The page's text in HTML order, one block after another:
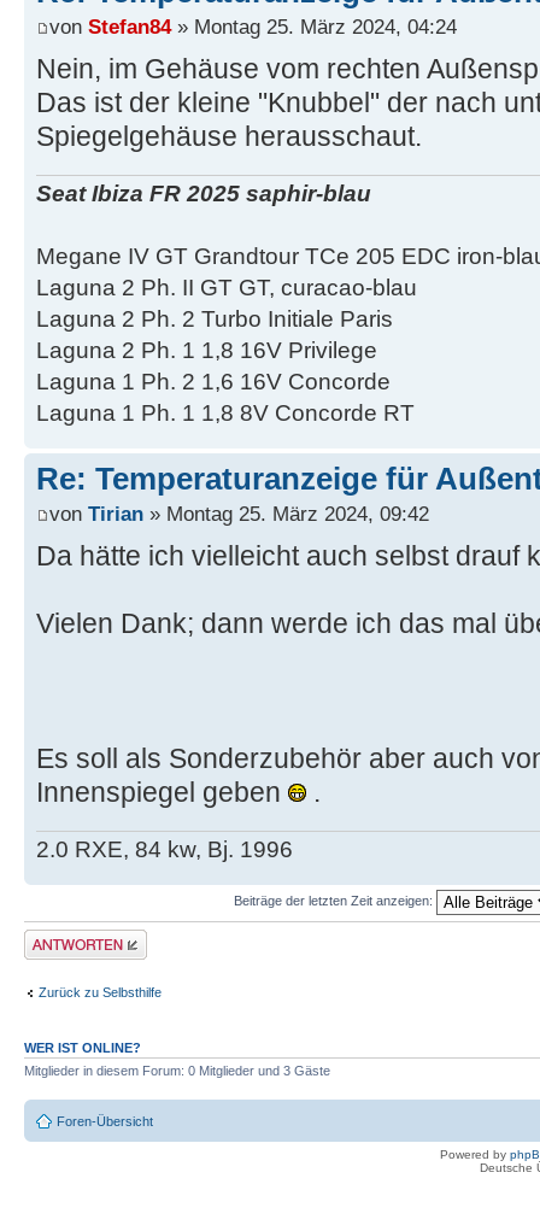
von Stefan84» Montag 25. März 2024, 04:24
Nein, im Gehäuse vom rechten
Das ist der kleine "Knubbel" der nach
Spiegelgehäuse herausschaut.
Seat Ibiza FR 2025 saphir-blau
Megane IV GT Grandtour TCe 205 EDC iron-
Laguna 2 Ph. II GT GT, curacao-blau
Laguna 2 Ph. 2 Turbo Initiale Paris
Laguna 2 Ph. 1 1,8 16V Privilege
Laguna 1 Ph. 2 1,6 16V Concorde
Laguna 1 Ph. 1 1,8 8V Concorde RT
Re: Temperaturanzeige für
von Tirian » Montag 25. März 2024, 09:42
Da hätte ich vielleicht auch selbst drauf
Vielen Dank; dann werde ich das mal
Es soll als Sonderzubehör aber auch
Innenspiegel geben
.
2.0 RXE, 84 kw, Bj. 1996
Beiträge der letzten Zeit anzeigen:
Antwort erstellen
Zurück zu Selbsthilfe
WER IST ONLINE?
Mitglieder in diesem Forum: 0 Mitglieder und 3 Gäste
Foren-Übersicht
Powered by
Deutsche